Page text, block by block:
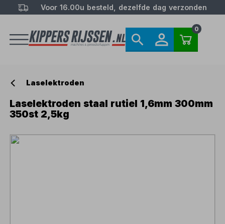
Voor 16.00u besteld, dezelfde dag verzonden
0
Laselektroden
Laselektroden staal rutiel 1,6mm 300mm
350st 2,5kg